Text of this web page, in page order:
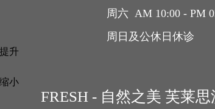
升
小
周六 AM 10:00 - PM
周日及公休日休诊
FRESH - 自然之美 芙莱